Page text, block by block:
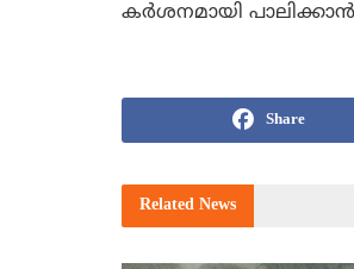
കര്‍ശനമായി
Share
Related News